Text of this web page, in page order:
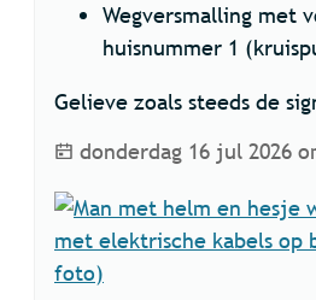
Wegversmalling met
huisnummer 1
Gelieve zoals steeds de
Laatste wijziging
donderdag 16 jul 2026